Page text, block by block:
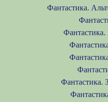
Фантастика.
Фантастика.